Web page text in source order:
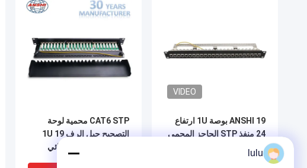
CAT6 STP محمية لوحة
التصحيح جبل الرف 1U 19
بوصة 24 ميناء IDC ثنائي
VIDEO
ANSHI 19 بوصة 1U ارتفاع
24 منفذ STP الحاجز المحمي
رصيف جبل لوحة التصحيح
للشبكة
lulu